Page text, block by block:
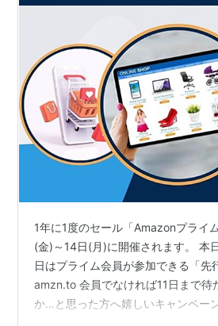
1年に1度のセール「Amazonプライ
(金)～14日(月)に開催されます。 本
日はプライム会員が参加できる「先
amzn.to 会員でなければ11日まで待
か…と思った方へ嬉しいキャンペー